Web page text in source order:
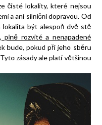
čisté lokality, které nejsou
a ani silniční dopravou. Od
lokalita být alespoň dvě stě
plně rozvité a nenapadené
bude, pokud při jeho sběru
zásady ale platí většinou